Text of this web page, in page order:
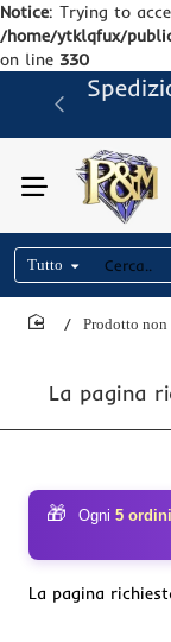
Notice: Trying to
/home/ytklqfux/
on line 330
Tutto
Cerca..
La pagina
Prodotto
🎁 Ogni 5 ordini
La pagina